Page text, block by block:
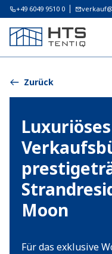
+49 6049 9510 0
Zurück
Moon
Für das exklusive